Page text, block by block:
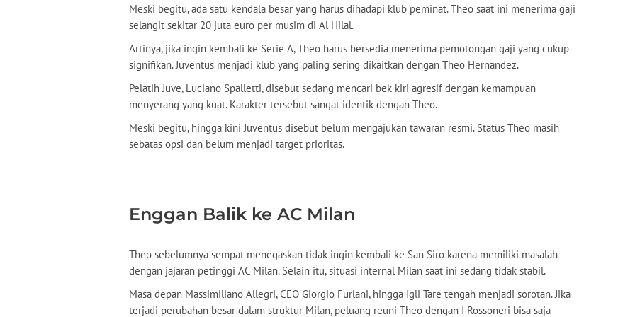
Meski begitu, ada satu kendala besar yang harus dihadapi klub peminat. Theo saat ini menerima gaji
selangit sekitar 20 juta euro per musim di Al Hilal.
Artinya, jika ingin kembali ke Serie A, Theo harus bersedia menerima pemotongan gaji yang cukup
signifikan. Juventus menjadi klub yang paling sering dikaitkan dengan Theo Hernandez.
Pelatih Juve, Luciano Spalletti, disebut sedang mencari bek kiri agresif dengan kemampuan
menyerang yang kuat. Karakter tersebut sangat identik dengan Theo.
Meski begitu, hingga kini Juventus disebut belum mengajukan tawaran resmi. Status Theo masih
sebatas opsi dan belum menjadi target prioritas.
Enggan Balik ke AC Milan
Theo sebelumnya sempat menegaskan tidak ingin kembali ke San Siro karena memiliki masalah
dengan jajaran petinggi AC Milan. Selain itu, situasi internal Milan saat ini sedang tidak stabil.
Masa depan Massimiliano Allegri, CEO Giorgio Furlani, hingga Igli Tare tengah menjadi sorotan. Jika
terjadi perubahan besar dalam struktur Milan, peluang reuni Theo dengan I Rossoneri bisa saja